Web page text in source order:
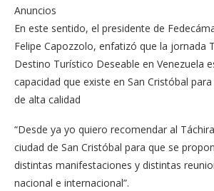
Anuncios
En este sentido, el presidente de
Felipe Capozzolo, enfatizó que la jornada
Destino Turístico Deseable en Venezuela
capacidad que existe en San Cristóbal
de alta calidad
“Desde ya yo quiero recomendar al
ciudad de San Cristóbal para que se
distintas manifestaciones y distintas
nacional e internacional”.